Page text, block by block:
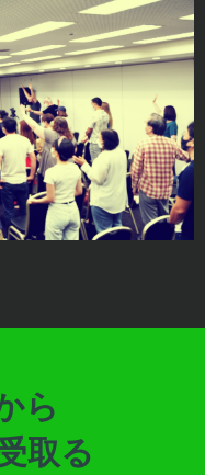
ら
取る